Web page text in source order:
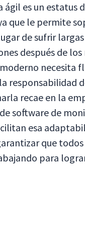
ágil es un estatus
que le permite
de sufrir largas
después de los
necesita
responsabilidad
recae en la
software de
esa
que todos
para